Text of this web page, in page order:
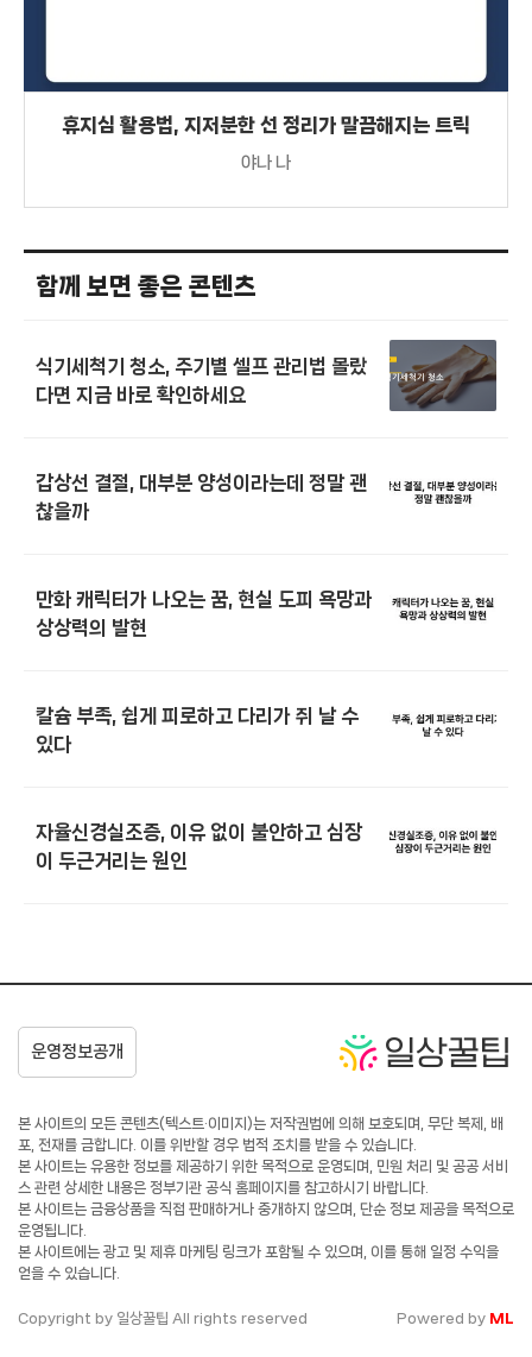
휴지심 활용법, 지저분한 선 정리가 말끔해지는 트릭
야나 나
함께 보면 좋은 콘텐츠
식기세척기 청소, 주기별 셀프 관리법 몰랐
다면 지금 바로 확인하세요
갑상선 결절, 대부분 양성이라는데 정말 괜
찮을까
만화 캐릭터가 나오는 꿈, 현실 도피 욕망과
상상력의 발현
칼슘 부족, 쉽게 피로하고 다리가 쥐 날 수
있다
자율신경실조증, 이유 없이 불안하고 심장
이 두근거리는 원인
본 사이트의 모든 콘텐츠(텍스트·이미지)는 저작권법에 의해 보호되며, 무단 복제, 배
포, 전재를 금합니다. 이를 위반할 경우 법적 조치를 받을 수 있습니다.
본 사이트는 유용한 정보를 제공하기 위한 목적으로 운영되며, 민원 처리 및 공공 서비
스 관련 상세한 내용은 정부기관 공식 홈페이지를 참고하시기 바랍니다.
본 사이트는 금융상품을 직접 판매하거나 중개하지 않으며, 단순 정보 제공을 목적으로
운영됩니다.
본 사이트에는 광고 및 제휴 마케팅 링크가 포함될 수 있으며, 이를 통해 일정 수익을
얻을 수 있습니다.
Copyright by 일상꿀팁 All rights reserved Powered by ML